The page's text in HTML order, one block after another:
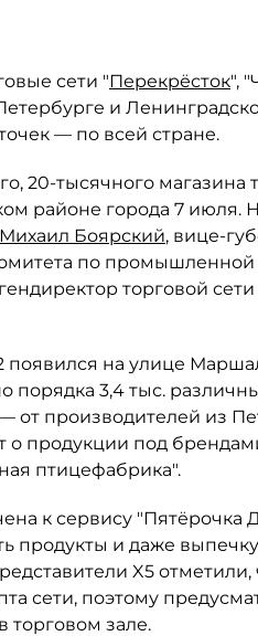
сети "Перекрёсток",
и
— по всей стране.
20-тысячного магазина
районе города 7 июля.
Михаил Боярский, вице-
по
торговой
на улице
порядка 3,4 тыс.
от производителей из
о продукции под
птицефабрика".
к сервису "Пятёрочка
продукты и даже
X5
сети, поэтому
зале.